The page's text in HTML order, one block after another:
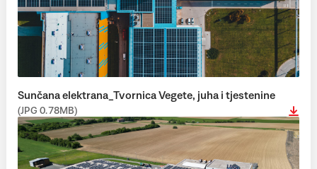
Sunčana elektrana_Tvornica Vegete, juha i tjestenine
(JPG 0.78MB)